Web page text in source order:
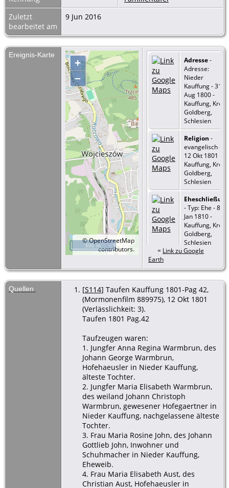
Zuletzt
bearbeitet am
9 Jun 2016
Ereignis-Karte
+
–
©OpenStreetMap
contributors.
500 m
Adresse-
Adresse:
Nieder
Kauffung - 31
Aug 1800 -
Kauffung, Kreis
Goldberg,
Schlesien
Religion -
evangelisch -
12 Okt 1801 -
Kauffung, Kreis
Goldberg,
Schlesien
Eheschließung
- Typ: Ehe - 8
Jan 1810 -
Kauffung, Kreis
Goldberg,
Schlesien
= Link zu Google
Earth
Quellen [S114] Taufen Kauffung 1801-Pag 42,
(Mormonenfilm 889975), 12 Okt 1801
(Verlässlichkeit: 3).
Taufen 1801 Pag.42
Taufzeugen waren:
1. Jungfer Anna Regina Warmbrun, des
Johann George Warmbrun,
Hofehaeusler in Nieder Kauffung,
älteste Tochter.
2. Jungfer Maria Elisabeth Warmbrun,
des weiland Johann Christoph
Warmbrun, gewesener Hofegaertner in
Nieder Kauffung, nachgelassene älteste
Tochter.
3. Frau Maria Rosine John, des Johann
Gottlieb John, Inwohner und
Schuhmacher in Nieder Kauffung,
Eheweib.
4. Frau Maria Elisabeth Aust, des
Christian Aust, Hofehaeusler in